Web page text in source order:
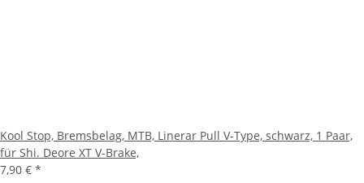
Kool Stop, Bremsbelag, MTB, Linerar Pull V-Type, schwarz, 1 Paar,
für Shi. Deore XT V-Brake,
7,90 € *